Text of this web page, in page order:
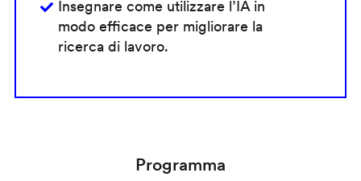
Insegnare come utilizzare l’IA in
modo efficace per migliorare la
ricerca di lavoro.
Programma